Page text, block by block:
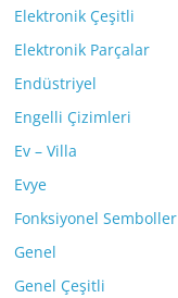
Elektronik Çeşitli
Elektronik Parçalar
Endüstriyel
Engelli Çizimleri
Ev – Villa
Evye
Fonksiyonel Semboller
Genel
Genel Çeşitli